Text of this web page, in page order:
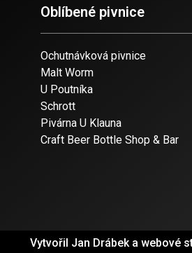
Oblíbené pivnice
Ochutnávková pivnice
Malt Worm
U Poutníka
Schrott
Pivárna U Klauna
Craft Beer Bottle Shop & Bar
Vytvořil Jan Drábek a webové